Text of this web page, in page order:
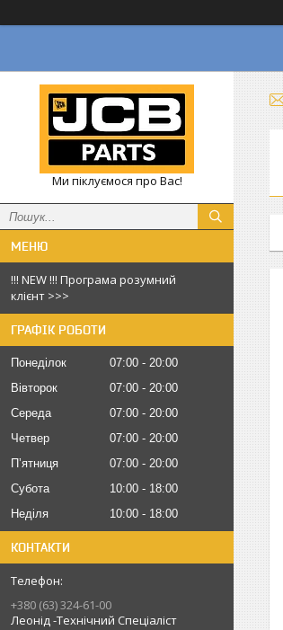
Ми піклуємося про Вас!
!!! NEW !!! Програма розумний
клієнт >>>
ГРАФІК РОБОТИ
Понеділок 07:00
20:00
Вівторок
07:00
20:00
Середа
07:00
20:00
Четвер
07:00
20:00
Пʼятниця
07:00
20:00
Субота
10:00
18:00
Неділя
10:00 18:00
КОНТАКТИ
+380 (63) 324-61-00
Леонід -Технічний Спеціаліст